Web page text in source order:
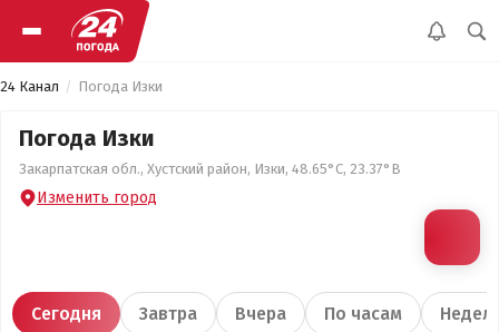
24 Канал Погода Изки
Погода Изки
Закарпатская обл., Хустский район, Изки, 48.65°С, 23.37°В
Изменить город
Сегодня Завтра Вчера По часам